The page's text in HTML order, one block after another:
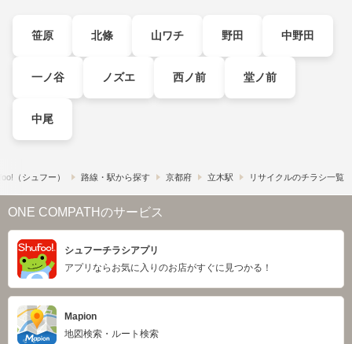
笹原 北條 山ワチ 野田 中野田
一ノ谷 ノズエ 西ノ前 堂ノ前
中尾
（シュフー） 路線・駅から探す 京都府 立木駅 リサイクルのチラシ一覧
ONE COMPATHのサービス
シュフーチラシアプリ
アプリならお気に入りのお店がすぐに見つかる！
Mapion
地図検索・ルート検索